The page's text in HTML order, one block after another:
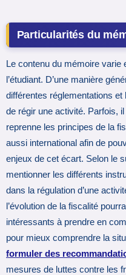
Particularités du
Le contenu du mémoire varie
l’étudiant. D’une manière
différentes réglementations
de régir une activité. Parfois,
reprenne les principes de la
aussi international afin de
enjeux de cet écart. Selon le
mentionner les différents
dans la régulation d’une
l’évolution de la fiscalité
intéressants à prendre en
pour mieux comprendre la
formuler des
mesures de luttes contre les